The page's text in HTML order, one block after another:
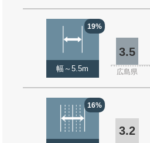
19%
幅～5.5m
3.5
広島県
16%
3.2